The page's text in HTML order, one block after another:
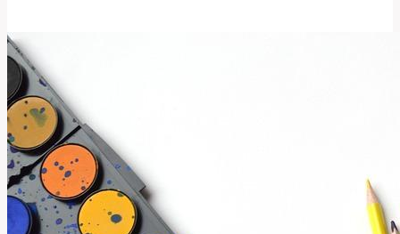
anglicko-
českém
slovníku